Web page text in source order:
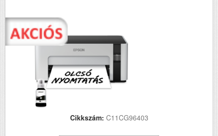
Cikkszám: C11CG96403